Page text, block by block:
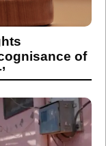
of